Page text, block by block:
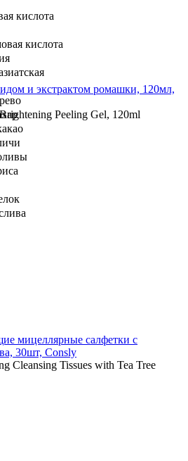
кислота
кислота
и экстрактом ромашки, 120мл,
Peeling Gel, 120ml
мицеллярные салфетки с
30шт, Consly
Cleansing Tissues with Tea Tree